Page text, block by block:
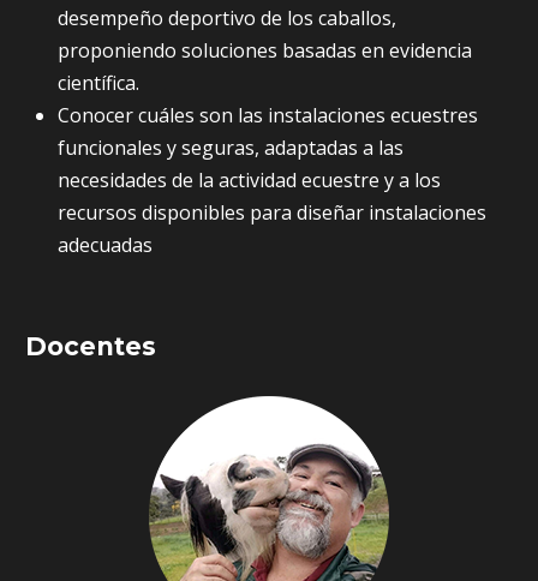
desempeño deportivo de los caballos,
proponiendo soluciones basadas en evidencia
científica.
Conocer cuáles son las instalaciones ecuestres
funcionales y seguras, adaptadas a las
necesidades de la actividad ecuestre y a los
recursos disponibles para diseñar instalaciones
adecuadas
Docentes